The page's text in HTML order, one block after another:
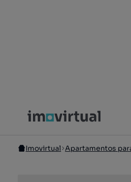
Imovirtual Apartamentos